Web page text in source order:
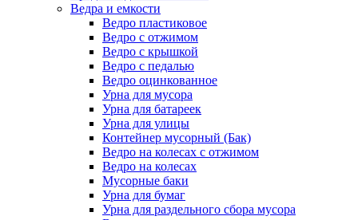
Ведра и емкости
Ведро пластиковое
Ведро с отжимом
Ведро с крышкой
Ведро с педалью
Ведро оцинкованное
Урна для мусора
Урна для батареек
Урна для улицы
Контейнер мусорный (Бак)
Ведро на колесах с отжимом
Ведро на колесах
Мусорные баки
Урна для бумаг
Урна для раздельного сбора мусора